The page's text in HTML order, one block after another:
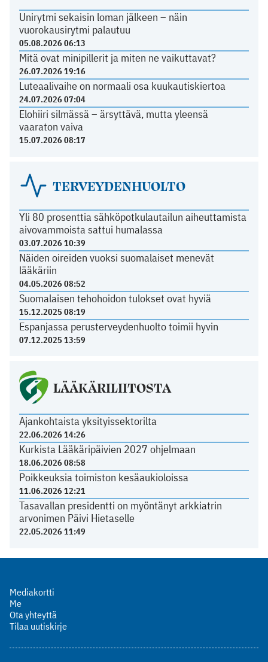
Unirytmi sekaisin loman jälkeen – näin
vuorokausirytmi palautuu
05.08.2026 06:13
Mitä ovat minipillerit ja miten ne vaikuttavat?
26.07.2026 19:16
Luteaalivaihe on normaali osa kuukautiskiertoa
24.07.2026 07:04
Elohiiri silmässä – ärsyttävä, mutta yleensä
vaaraton vaiva
15.07.2026 08:17
TERVEYDENHUOLTO
Yli 80 prosenttia sähköpotkulautailun aiheuttamista
aivovammoista sattui humalassa
03.07.2026 10:39
Näiden oireiden vuoksi suomalaiset menevät
lääkäriin
04.05.2026 08:52
Suomalaisen tehohoidon tulokset ovat hyviä
15.12.2025 08:19
Espanjassa perusterveydenhuolto toimii hyvin
07.12.2025 13:59
LÄÄKÄRILIITOSTA
Ajankohtaista yksityissektorilta
22.06.2026 14:26
Kurkista Lääkäripäivien 2027 ohjelmaan
18.06.2026 08:58
Poikkeuksia toimiston kesäaukioloissa
11.06.2026 12:21
Tasavallan presidentti on myöntänyt arkkiatrin
arvonimen Päivi Hietaselle
22.05.2026 11:49
Mediakortti
Me
Ota yhteyttä
Tilaa uutiskirje